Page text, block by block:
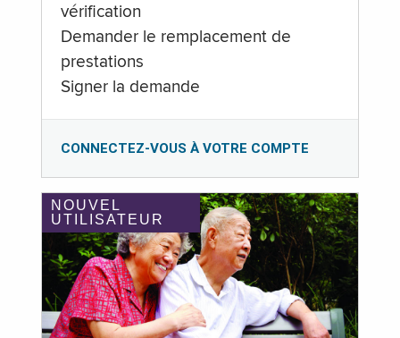
vérification
Demander le remplacement de
prestations
Signer la demande
CONNECTEZ-VOUS À VOTRE COMPTE
NOUVEL
UTILISATEUR